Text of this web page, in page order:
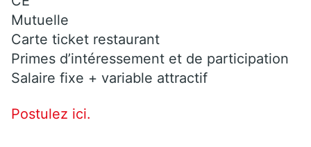
Mutuelle
Carte ticket restaurant
Primes d’intéressement et de participation
Salaire fixe + variable attractif
Postulez ici.